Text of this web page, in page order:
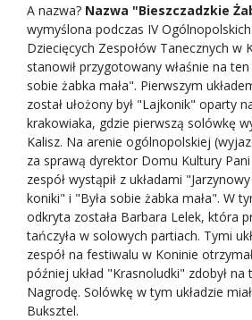
A nazwa? Nazwa "Bieszczadzkie
wymyślona podczas IV
Dziecięcych Zespołów Tanecznych w
stanowił przygotowany właśnie na
sobie żabka mała". Pierwszym
został ułożony był "Lajkonik" oparty
krakowiaka, gdzie pierwszą solówkę
Kalisz. Na arenie ogólnopolskiej
za sprawą dyrektor Domu Kultury
zespół wystąpił z układami
koniki" i "Była sobie żabka mała". W
odkryta została Barbara Lelek, która
tańczyła w solowych partiach. Tymi
zespół na festiwalu w Koninie
później układ "Krasnoludki" zdobył
Nagrodę. Solówkę w tym układzie
Buksztel.